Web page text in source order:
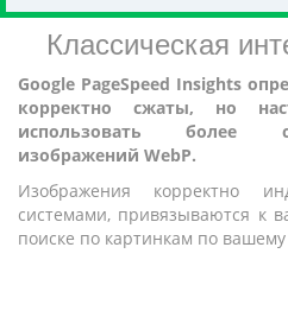
Классическая
Google PageSpeed Insights
корректно сжаты, но
использовать более
изображений WebP.
Изображения корректно
системами, привязываются к
поиске по картинкам по